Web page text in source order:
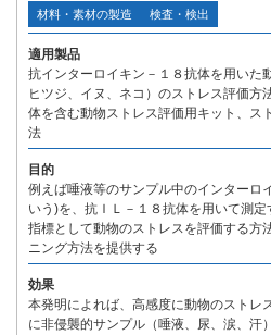
材料・素材の製造 検査・検出
適用製品
抗インターロイキン－１８抗体を用いた
ヒツジ、イヌ、ネコ）のストレス評価方
体を含む動物ストレス評価用キット、ス
法
目的
例えば唾液等のサンプル中のインターロ
いう)を、抗ＩＬ－１８抗体を用いて測
指標として動物のストレスを評価する方
ニング方法を提供する
効果
本発明によれば、高感度に動物のストレ
に非侵襲的サンプル（唾液、尿、涙、汗